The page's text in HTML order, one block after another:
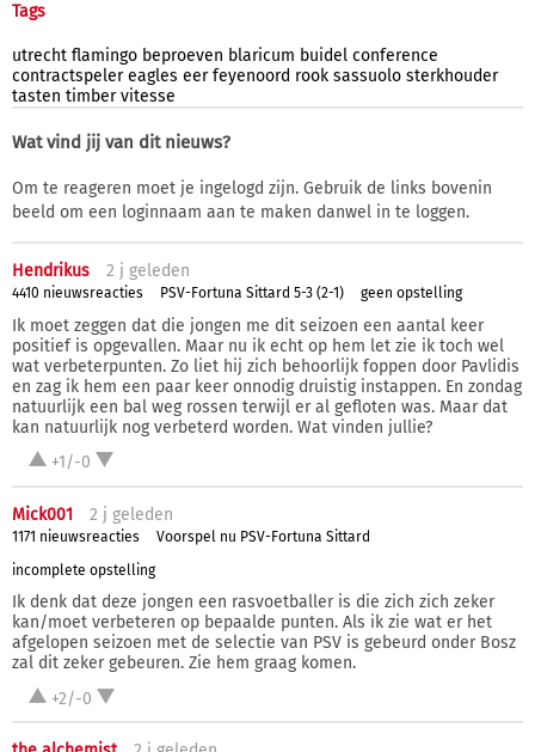
Tags
utrecht flamingo beproeven blaricum buidel conference
contractspeler eagles eer feyenoord rook sassuolo sterkhouder
tasten timber vitesse
Wat vind jij van dit nieuws?
Om te reageren moet je ingelogd zijn. Gebruik de links bovenin
beeld om een loginnaam aan te maken danwel in te loggen.
Hendrikus 2 j geleden
4410 nieuwsreacties PSV-Fortuna Sittard 5-3 (2-1) geen opstelling
Ik moet zeggen dat die jongen me dit seizoen een aantal keer
positief is opgevallen. Maar nu ik echt op hem let zie ik toch wel
wat verbeterpunten. Zo liet hij zich behoorlijk foppen door Pavlidis
en zag ik hem een paar keer onnodig druistig instappen. En zondag
natuurlijk een bal weg rossen terwijl er al gefloten was. Maar dat
kan natuurlijk nog verbeterd worden. Wat vinden jullie?
+1/-0
Mick001 2 j geleden
1171 nieuwsreacties
Voorspel nu PSV-Fortuna Sittard
incomplete opstelling
Ik denk dat deze jongen een rasvoetballer is die zich zich zeker
kan/moet verbeteren op bepaalde punten. Als ik zie wat er het
afgelopen seizoen met de selectie van PSV is gebeurd onder Bosz
zal dit zeker gebeuren. Zie hem graag komen.
+2/-0